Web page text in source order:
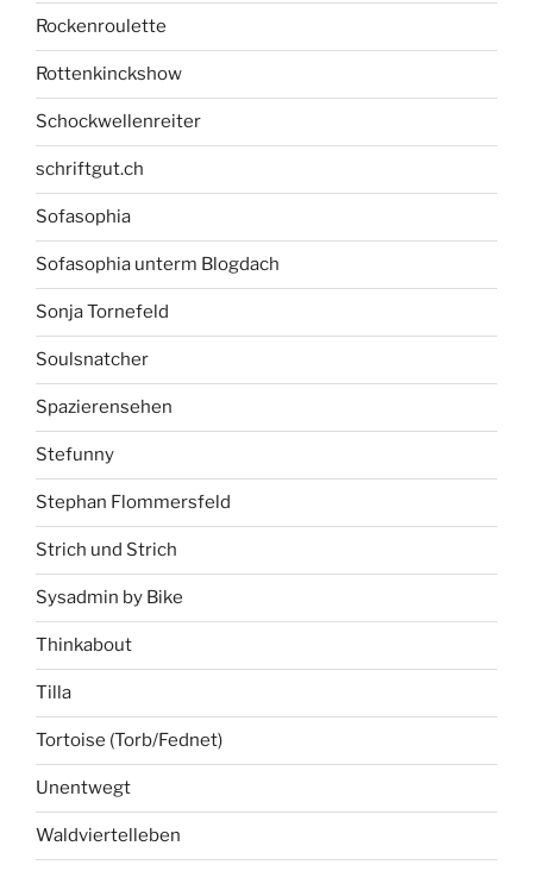
Rockenroulette
Rottenkinckshow
Schockwellenreiter
schriftgut.ch
Sofasophia
Sofasophia unterm Blogdach
Sonja Tornefeld
Soulsnatcher
Spazierensehen
Stefunny
Stephan Flommersfeld
Strich und Strich
Sysadmin by Bike
Thinkabout
Tilla
Tortoise (Torb/Fednet)
Unentwegt
Waldviertelleben